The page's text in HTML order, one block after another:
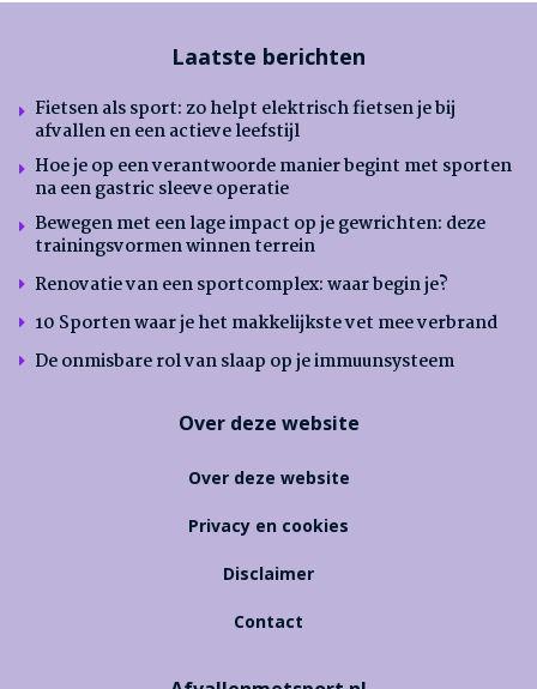
Laatste berichten
Fietsen als sport: zo helpt elektrisch fietsen je bij
afvallen en een actieve leefstijl
Hoe je op een verantwoorde manier begint met sporten
na een gastric sleeve operatie
Bewegen met een lage impact op je gewrichten: deze
trainingsvormen winnen terrein
Renovatie van een sportcomplex: waar begin je?
10 Sporten waar je het makkelijkste vet mee verbrand
De onmisbare rol van slaap op je immuunsysteem
Over deze website
Over deze website
Privacy en cookies
Disclaimer
Contact